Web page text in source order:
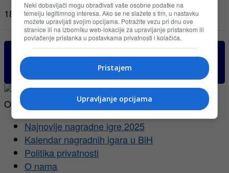
18.02.2014
Klikni za sve aktuelne nagradne igre u BiH. Iznad
je samo deo aktuelnih nagradnih igara
O NAMA
Najnovije nagradne igre 2025
Kalendar nagradnih igara u BiH
Politika privatnosti
O nama
Neki dobavljači mogu obrađivati vaše osobne podatke na
temelju legitimnog interesa. Ako se ne slažete s tim, u nastavku
možete upravljati svojim opcijama. Potražite vezu pri dnu ove
stranice ili na izborniku web-lokacije za upravljanje pristankom ili
povlačenje pristanka u postavkama privatnosti i kolačića.
Pristajem
Upravljanje opcijama